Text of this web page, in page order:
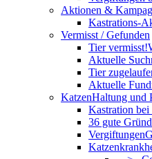
Aktionen &
Kastrations-
Vermisst / Gefunden
Tier vermisst!
Aktuelle
Tier
Aktuelle
KatzenHaltung und
Kastration
36 gute
Vergiftungen